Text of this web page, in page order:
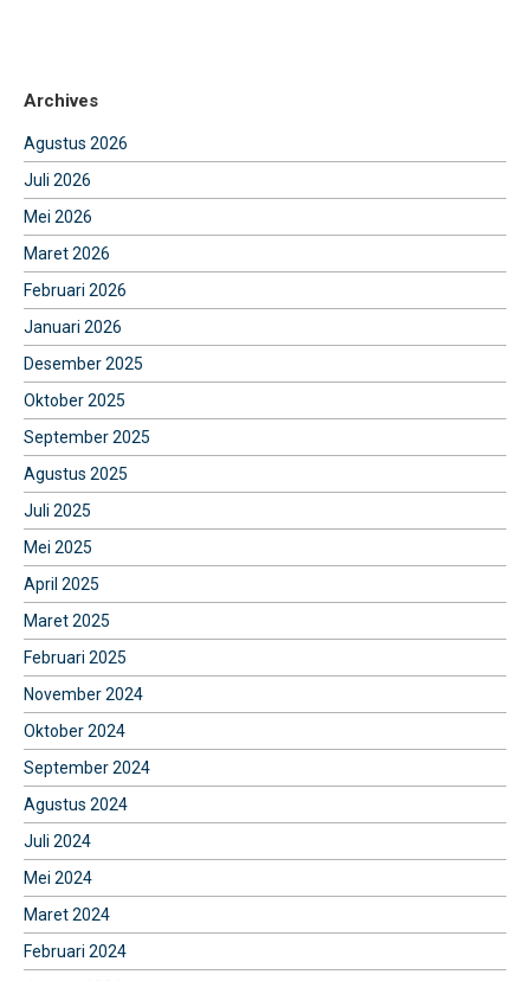
Archives
Agustus 2026
Juli 2026
Mei 2026
Maret 2026
Februari 2026
Januari 2026
Desember 2025
Oktober 2025
September 2025
Agustus 2025
Juli 2025
Mei 2025
April 2025
Maret 2025
Februari 2025
November 2024
Oktober 2024
September 2024
Agustus 2024
Juli 2024
Mei 2024
Maret 2024
Februari 2024